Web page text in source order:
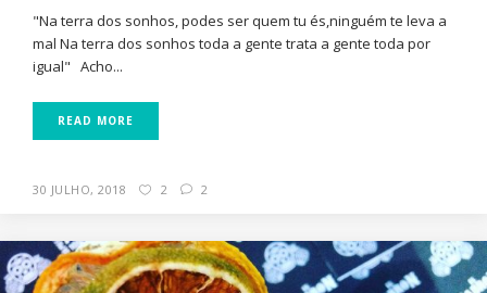
"Na terra dos sonhos, podes ser quem tu és,ninguém te leva a
mal Na terra dos sonhos toda a gente trata a gente toda por
igual" Acho...
READ MORE
30 JULHO, 2018 2 2